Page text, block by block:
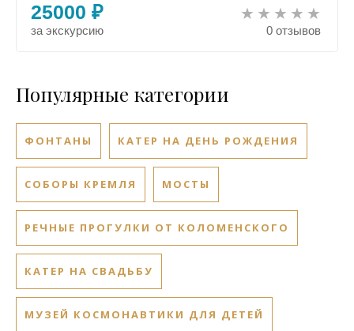
25000 ₽
за экскурсию 0 отзывов
Популярные категории
ФОНТАНЫ КАТЕР НА ДЕНЬ РОЖДЕНИЯ
СОБОРЫ КРЕМЛЯ МОСТЫ
РЕЧНЫЕ ПРОГУЛКИ ОТ КОЛОМЕНСКОГО
КАТЕР НА СВАДЬБУ
МУЗЕЙ КОСМОНАВТИКИ ДЛЯ ДЕТЕЙ